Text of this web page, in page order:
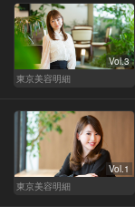
Vol.3
東京美容明細
Vol.1
東京美容明細